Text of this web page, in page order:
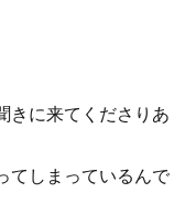
きに来てくださりあ
てしまっているんで